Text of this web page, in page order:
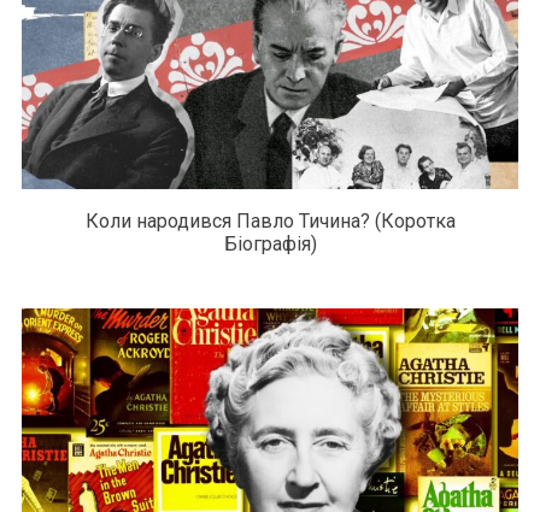
Коли народився Павло Тичина? (Коротка
Біографія)